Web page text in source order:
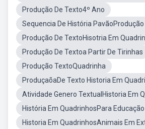
Produção De Texto4º Ano
Sequencia De História PavãoProdução
Produção De TextoHisotria Em
Produção De Textoa Partir De Tirinhas
Produção TextoQuadrinha
ProduçaõaDe Texto Historia Em
Atividade Genero TextualHistoria Em
História Em QuadrinhosPara
Historia Em QuadrinhosAnimais Em